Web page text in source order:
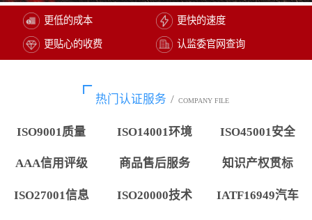
更低的成本 更快的速度
更贴心的收费 认监委官网查询
热门认证服务 / COMPANY FILE
ISO9001质量 ISO14001环境 ISO45001安全
AAA信用评级 商品售后服务 知识产权贯标
ISO27001信息 ISO20000技术 IATF16949汽车